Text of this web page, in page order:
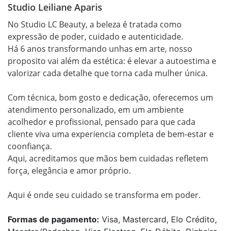
Studio Leiliane Aparis
No Studio LC Beauty, a beleza é tratada como
expressão de poder, cuidado e autenticidade.
Há 6 anos transformando unhas em arte, nosso
proposito vai além da estética: é elevar a autoestima e
valorizar cada detalhe que torna cada mulher única.
Com técnica, bom gosto e dedicação, oferecemos um
atendimento personalizado, em um ambiente
acolhedor e profissional, pensado para que cada
cliente viva uma experiencia completa de bem-estar e
coonfiança.
Aqui, acreditamos que mãos bem cuidadas refletem
força, elegância e amor próprio.
Aqui é onde seu cuidado se transforma em poder.
Formas de pagamento: Visa, Mastercard, Elo Crédito,